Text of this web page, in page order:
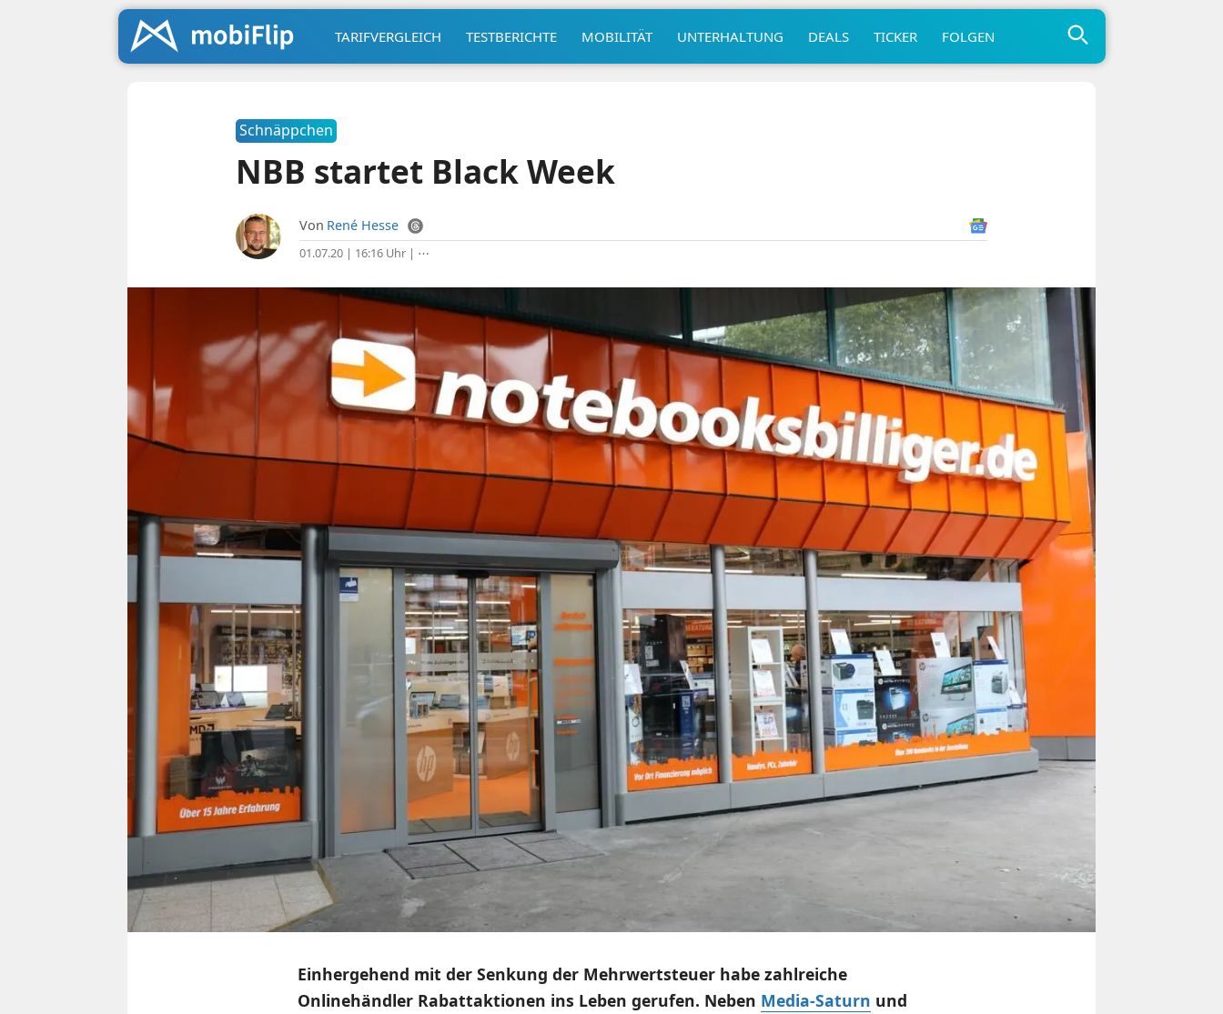
TARIFVERGLEICH TESTBERICHTE MOBILITÄT UNTERHALTUNG DEALS TICKER FOLGEN
Schnäppchen
NBB startet Black Week
Von René Hesse
01.07.20 | 16:16 Uhr| ⋯
Einhergehend mit der Senkung der Mehrwertsteuer habe zahlreiche
Onlinehändler Rabattaktionen ins Leben gerufen. Neben Media-Saturn und